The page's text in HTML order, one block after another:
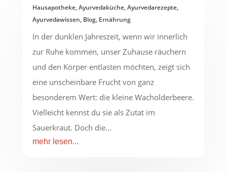
Hausapotheke,Ayurvedaküche,Ayurvedarezepte,
Ayurvedawissen, Blog, Ernährung
In der dunklen Jahreszeit, wenn wir innerlich
zur Ruhe kommen, unser Zuhause räuchern
und den Körper entlasten möchten, zeigt sich
eine unscheinbare Frucht von ganz
besonderem Wert: die kleine Wacholderbeere.
Vielleicht kennst du sie als Zutat im
Sauerkraut. Doch die...
mehr lesen...